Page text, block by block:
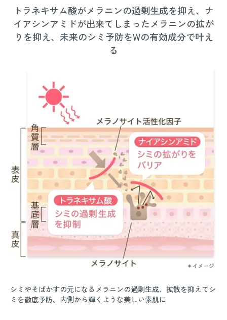
トラネキサム酸がメラニンの過剰生成を抑え、ナ
イアシンアミドが出来てしまったメラニンの拡が
りを抑え、未来のシミ予防をWの有効成分で叶え
る
シミやそばかすの元になるメラニンの過剰生成、拡散を抑えてシ
ミを徹底予防。内側から輝くような美しい素肌に